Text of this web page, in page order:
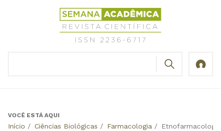
Revista
Científica
Semana
Back
VOCÊ ESTÁ AQUI
Início / Ciências Biológicas / Farmacologia / Etnofarmacologia